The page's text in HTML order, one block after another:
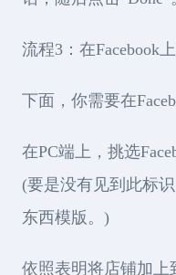
流程3：在Facebook
下面，你需要在
在PC端上，挑选
(要是没有见到此标
东西模版。)
依照表明将店铺加上